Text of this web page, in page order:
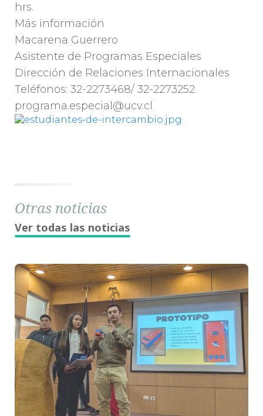
hrs.
Más información
Macarena Guerrero
Asistente de Programas Especiales
Dirección de Relaciones Internacionales
Teléfonos: 32-2273468/ 32-2273252
programa.especial@ucv.cl
Otras noticias
Ver todas las noticias